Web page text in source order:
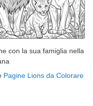
con la sua famiglia nella
Pagine Lions da Colorare